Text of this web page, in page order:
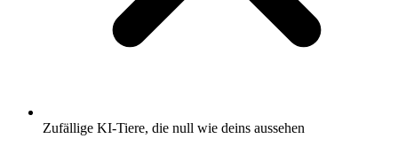
Zufällige KI-Tiere, die null wie deins aussehen